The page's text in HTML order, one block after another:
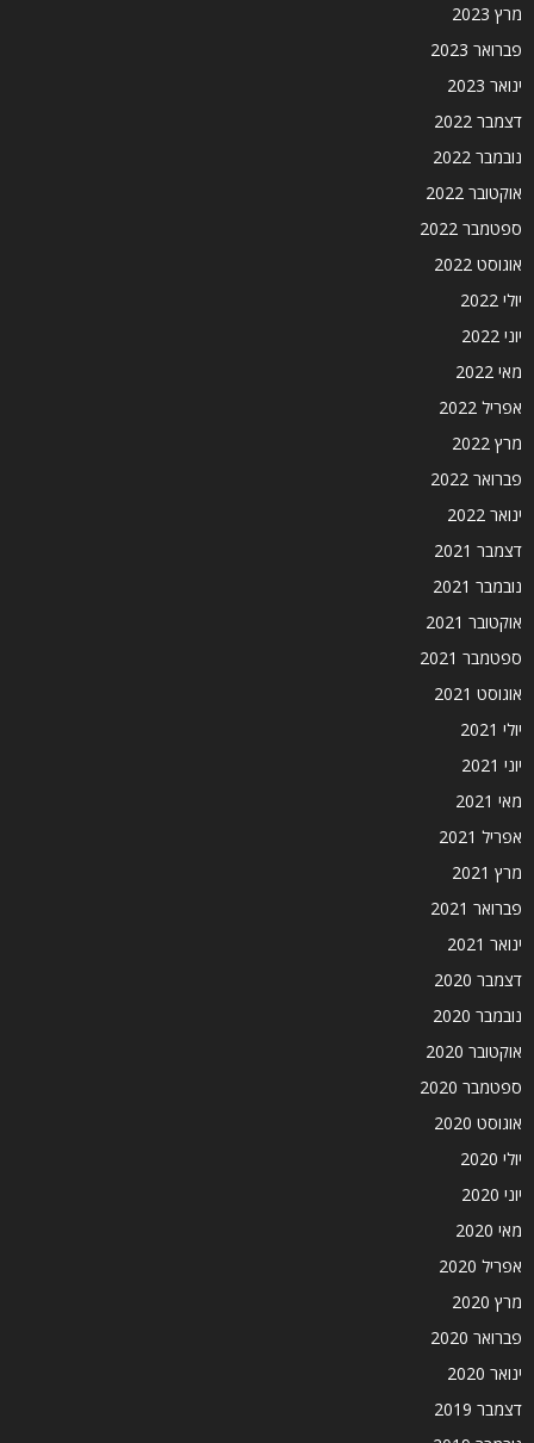
מרץ 2023
פברואר 2023
ינואר 2023
דצמבר 2022
נובמבר 2022
אוקטובר 2022
ספטמבר 2022
אוגוסט 2022
יולי 2022
יוני 2022
מאי 2022
אפריל 2022
מרץ 2022
פברואר 2022
ינואר 2022
דצמבר 2021
נובמבר 2021
אוקטובר 2021
ספטמבר 2021
אוגוסט 2021
יולי 2021
יוני 2021
מאי 2021
אפריל 2021
מרץ 2021
פברואר 2021
ינואר 2021
דצמבר 2020
נובמבר 2020
אוקטובר 2020
ספטמבר 2020
אוגוסט 2020
יולי 2020
יוני 2020
מאי 2020
אפריל 2020
מרץ 2020
פברואר 2020
ינואר 2020
דצמבר 2019